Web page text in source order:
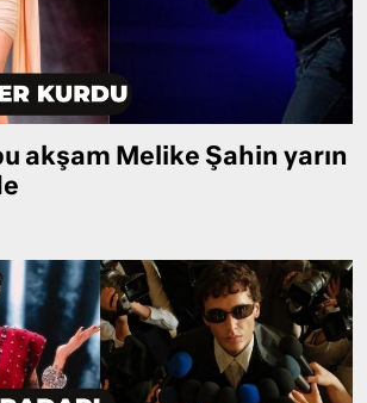
akşam Melike Şahin yarın